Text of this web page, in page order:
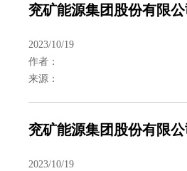
2023/10/19
作者：
来源：
2023/10/19